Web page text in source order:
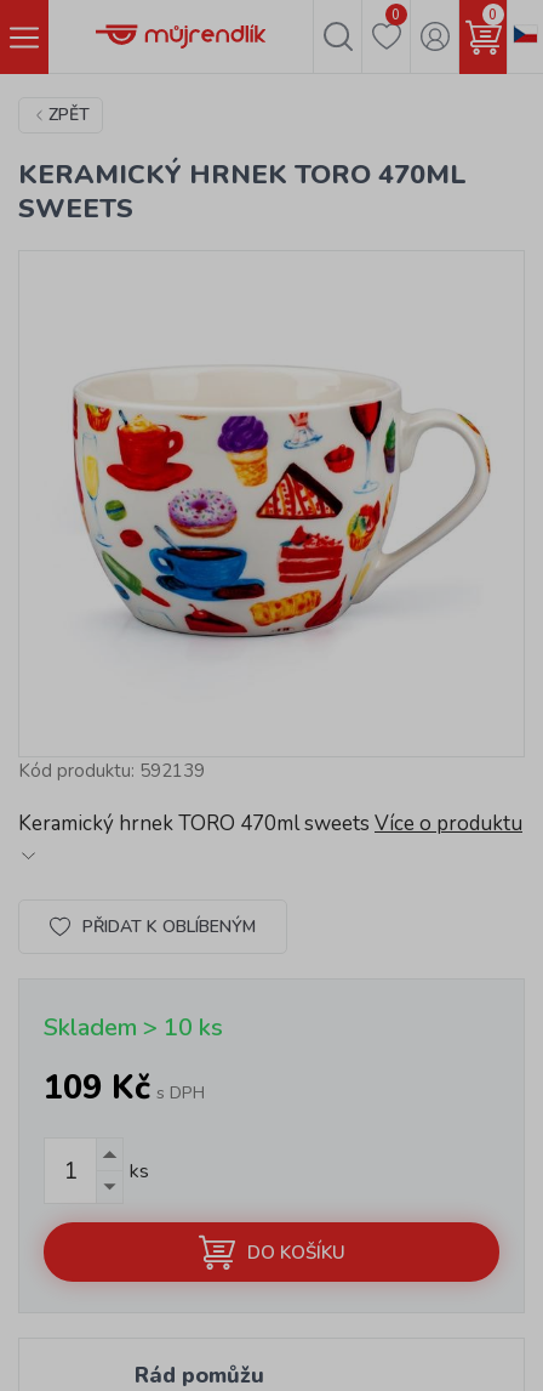
0 0
ZPĚT
KERAMICKÝ HRNEK TORO 470ML
SWEETS
Kód produktu: 592139
Keramický hrnek TORO 470ml sweets Více o produktu
PŘIDAT K OBLÍBENÝM
Skladem > 10 ks
109 Kč s DPH
ks
DO KOŠÍKU
Rád pomůžu